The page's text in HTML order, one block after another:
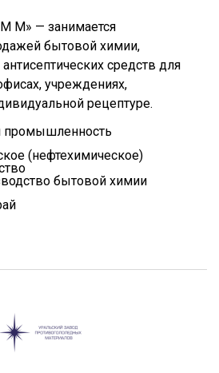
М» — занимается
бытовой химии,
средств для
учреждениях,
рецептуре.
промышленность
(нефтехимическое)
бытовой химии